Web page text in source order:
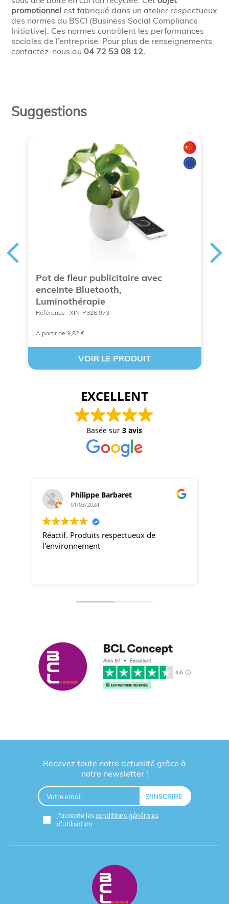
promotionnel est fabriqué dans un atelier respectueux
des normes du BSCI (Business Social Compliance
Initiative). Ces normes contrôlent les performances
sociales de l’entreprise. Pour plus de renseignements,
contactez-nous au04 72 53 08 12.
Suggestions
Pot de fleur publicitaire avec
enceinte Bluetooth,
Luminothérapie
Référence : XIN-P326.973
À partir de 9,82 €
VOIR LE PRODUIT
EXCELLENT
Basée sur3 avis
Philippe Barbaret
01/03/2024
Réactif. Produits respectueux de
l'environnement
Recevez toute notre actualité grâce à
notre newsletter !
J'accepte lesconditions générales
d'utilisation